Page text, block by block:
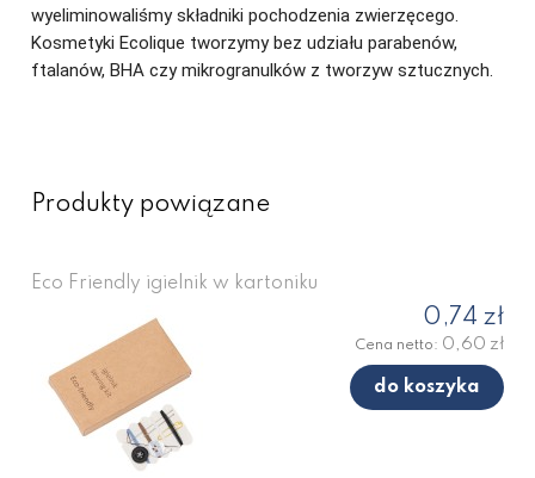
wyeliminowaliśmy składniki pochodzenia zwierzęcego.
Kosmetyki Ecolique tworzymy bez udziału parabenów,
ftalanów, BHA czy mikrogranulków z tworzyw sztucznych.
Produkty powiązane
Eco Friendly igielnik w kartoniku
0,74 zł
Cena netto: 0,60 zł
do koszyka